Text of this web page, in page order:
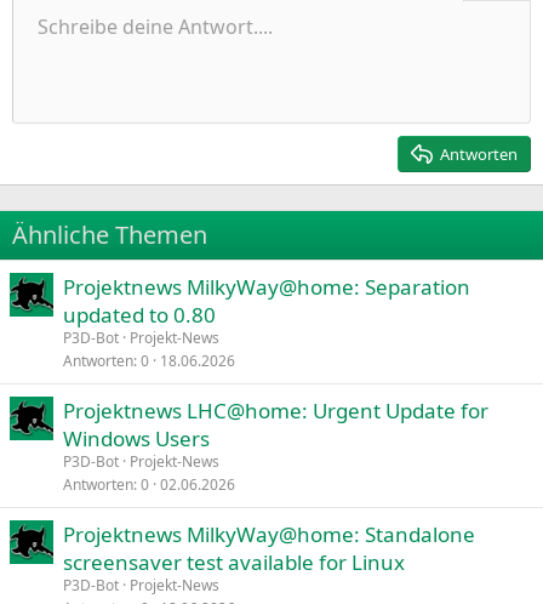
Ungeordnete Liste
Schriftgröße
9
22
26
TextfarbeSchriftfamilie
Arial
Times New Roman
Trebuchet MS
Verdana
Durchgestrichen
Unterstrichen
Inline-Code
AusrichtungLinksbündig
Paragraph format
Normal
Heading 2
ZitatMedienTabelle einfügen
Insert horizontal line
SpoilerCode
Wiederholen
BBCode umschalten
Formatierung entfernen
EntwürfeEntwurf speichern
Schreibe deine Antwort....
Antworten
Ähnliche Themen
Projektnews MilkyWay@home: Separation
updated to 0.80
P3D-Bot Projekt-News
Antworten 0 18.06.2026
Projektnews LHC@home: Urgent Update for
Windows Users
P3D-Bot Projekt-News
Antworten 0 02.06.2026
Projektnews MilkyWay@home: Standalone
screensaver test available for Linux
P3D-Bot Projekt-News